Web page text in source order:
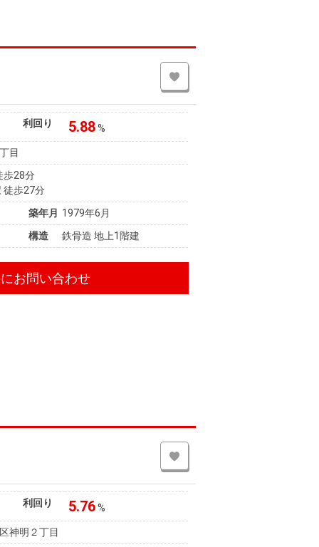
利回り 5.88%
目
歩28分
徒歩27分
築年月
1979年6月
構造
鉄骨造 地上1階建
お問い合わせ
利回り 5.76%
神明２丁目